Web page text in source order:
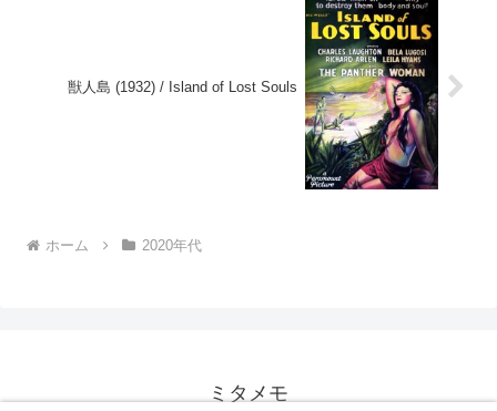
獣人島 (1932) / Island of Lost Souls
ホーム 2020年代
ミタメモ